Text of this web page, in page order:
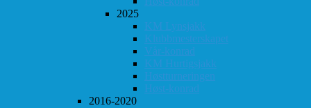
2025
KM Lynsjakk
Klubbmesterskapet
Vår-konrad
KM Hurtigsjakk
Høstturneringen
Høst-konrad
2016-2020